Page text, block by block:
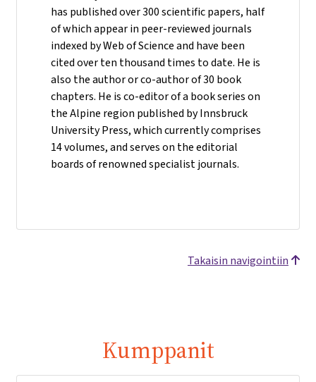
has published over 300 scientific papers, half
of which appear in peer-reviewed journals
indexed by Web of Science and have been
cited over ten thousand times to date. He is
also the author or co-author of 30 book
chapters. He is co-editor of a book series on
the Alpine region published by Innsbruck
University Press, which currently comprises
14 volumes, and serves on the editorial
boards of renowned specialist journals.
Takaisin navigointiin
Kumppanit